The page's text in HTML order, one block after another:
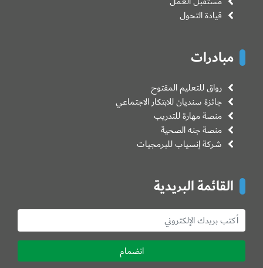
قيادة التحول
مبادرات
رواق للتعليم المقتوح
جائزة سنديان للابتكار الاجتماعي
منصة مهارة للتدريب
منصة جنه الصحية
شركة إنسياب للبرمجيات
القائمة البريدية